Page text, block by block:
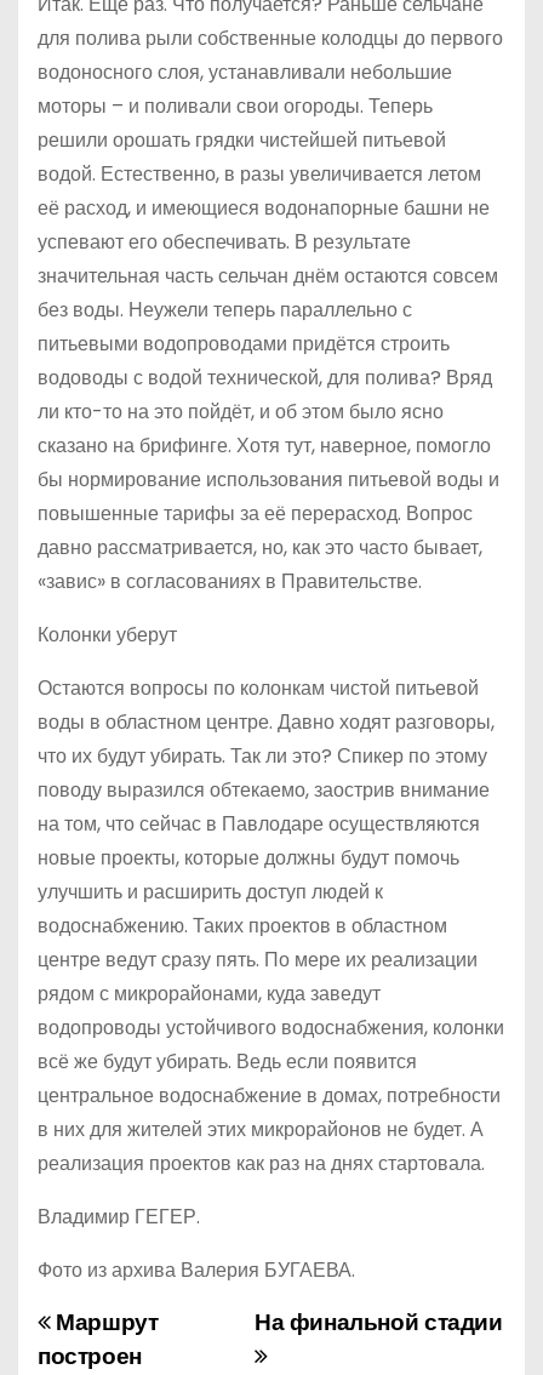
для полива рыли собственные колодцы до первого
водоносного слоя, устанавливали небольшие
моторы – и поливали свои огороды. Теперь
решили орошать грядки чистейшей питьевой
водой. Естественно, в разы увеличивается летом
её расход, и имеющиеся водонапорные башни не
успевают его обеспечивать. В результате
значительная часть сельчан днём остаются совсем
без воды. Неужели теперь параллельно с
питьевыми водопроводами придётся строить
водоводы с водой технической, для полива? Вряд
ли кто-то на это пойдёт, и об этом было ясно
сказано на брифинге. Хотя тут, наверное, помогло
бы нормирование использования питьевой воды и
повышенные тарифы за её перерасход. Вопрос
давно рассматривается, но, как это часто бывает,
«завис» в согласованиях в Правительстве.
Колонки уберут
Остаются вопросы по колонкам чистой питьевой
воды в областном центре. Давно ходят разговоры,
что их будут убирать. Так ли это? Спикер по этому
поводу выразился обтекаемо, заострив внимание
на том, что сейчас в Павлодаре осуществляются
новые проекты, которые должны будут помочь
улучшить и расширить доступ людей к
водоснабжению. Таких проектов в областном
центре ведут сразу пять. По мере их реализации
рядом с микрорайонами, куда заведут
водопроводы устойчивого водоснабжения, колонки
всё же будут убирать. Ведь если появится
центральное водоснабжение в домах, потребности
в них для жителей этих микрорайонов не будет. А
реализация проектов как раз на днях стартовала.
Владимир ГЕГЕР.
Фото из архива Валерия БУГАЕВА.
Н
На финальной стадии
Маршрут
построен